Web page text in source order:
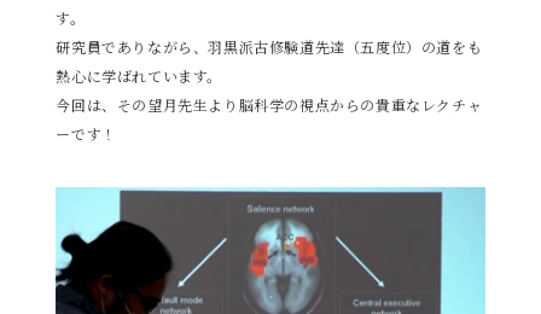
す。
研究員でありながら、羽黒派古修験道先達（五度位）の道をも
熱心に学ばれています。
今回は、その望月先生より脳科学の視点からの貴重なレクチャ
ーです！